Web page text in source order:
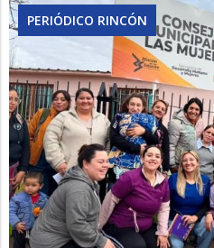
PERIÓDICO RINCÓN